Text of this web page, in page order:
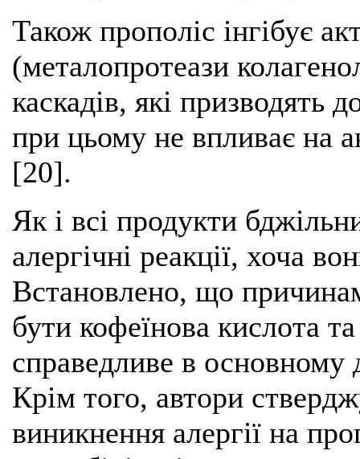
Також прополіс інгібує
(металопротеази
каскадів, які призводять
при цьому не впливає на
[20].
Як і всі продукти
алергічні реакції, хоча
Встановлено, що
бути кофеїнова кислота
справедливе в основному
Крім того, автори
виникнення алергії на